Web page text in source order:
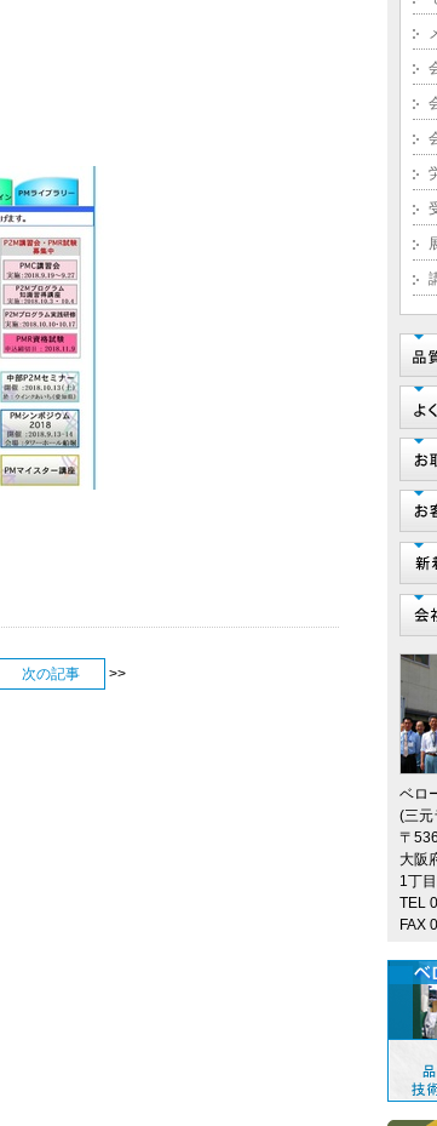
次の記事 >>
ベロ
(三元
〒
大阪
1丁
TEL
FAX